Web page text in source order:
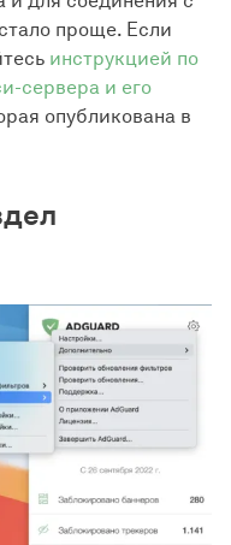
проще. Если
инструкцией по
сервера и его
опубликована в